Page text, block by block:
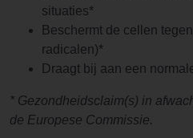
situaties*
Beschermt de cellen
radicalen)*
Draagt bij aan een
* Gezondheidsclaim(s) in
de Europese Commissie.